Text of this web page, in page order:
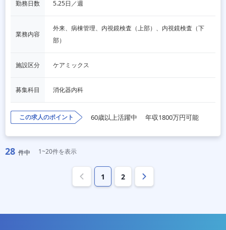
勤務日数 5.25日／週
業務内容
外来、病棟管理、内視鏡検査（上部）、内視鏡検査（下
部）
施設区分 ケアミックス
募集科目 消化器内科
この求人のポイント 60歳以上活躍中 年収1800万円可能
28 件中 1~20件を表示
1 2